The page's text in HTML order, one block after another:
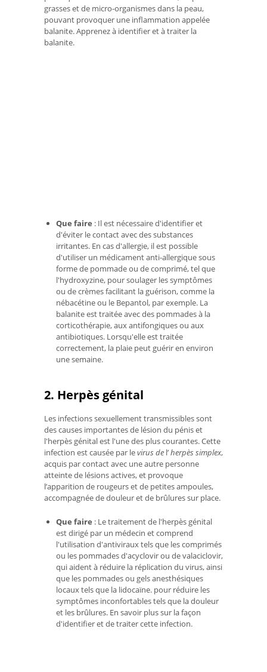
grasses et de micro-organismes dans la peau,
pouvant provoquer une inflammation appelée
balanite. Apprenez à identifier et à traiter la
balanite.
Que faire : Il est nécessaire d'identifier et
d'éviter le contact avec des substances
irritantes. En cas d'allergie, il est possible
d'utiliser un médicament anti-allergique sous
forme de pommade ou de comprimé, tel que
l'hydroxyzine, pour soulager les symptômes
ou de crèmes facilitant la guérison, comme la
nébacétine ou le Bepantol, par exemple. La
balanite est traitée avec des pommades à la
corticothérapie, aux antifongiques ou aux
antibiotiques. Lorsqu'elle est traitée
correctement, la plaie peut guérir en environ
une semaine.
2. Herpès génital
Les infections sexuellement transmissibles sont
des causes importantes de lésion du pénis et
l'herpès génital est l'une des plus courantes. Cette
infection est causée par levirus de l’herpès simplex,
acquis par contact avec une autre personne
atteinte de lésions actives, et provoque
l’apparition de rougeurs et de petites ampoules,
accompagnée de douleur et de brûlures sur place.
Que faire : Le traitement de l'herpès génital
est dirigé par un médecin et comprend
l'utilisation d'antiviraux tels que les comprimés
ou les pommades d'acyclovir ou de valaciclovir,
qui aident à réduire la réplication du virus, ainsi
que les pommades ou gels anesthésiques
locaux tels que la lidocaïne. pour réduire les
symptômes inconfortables tels que la douleur
et les brûlures. En savoir plus sur la façon
d'identifier et de traiter cette infection.